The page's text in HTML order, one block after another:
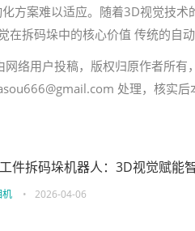
方案难以适应。随着3D视觉技
在拆码垛中的核心价值 传统的自
网络用户投稿，版权归原作者所
处理，核实
件拆码垛机器人：3D视觉赋能
机 • 2026-04-06